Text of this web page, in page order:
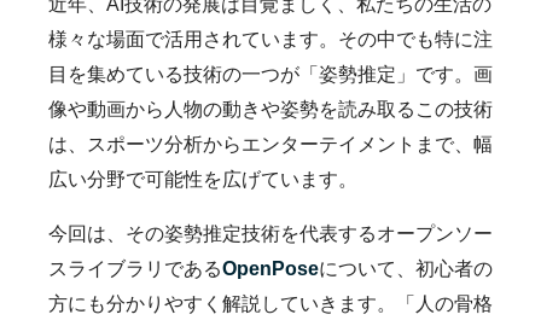
近年、AI技術の発展は目覚ましく、私たちの生活の
様々な場面で活用されています。その中でも特に注
目を集めている技術の一つが「姿勢推定」です。画
像や動画から人物の動きや姿勢を読み取るこの技術
は、スポーツ分析からエンターテイメントまで、幅
広い分野で可能性を広げています。
今回は、その姿勢推定技術を代表するオープンソー
スライブラリであるOpenPoseについて、初心者の
方にも分かりやすく解説していきます。「人の骨格